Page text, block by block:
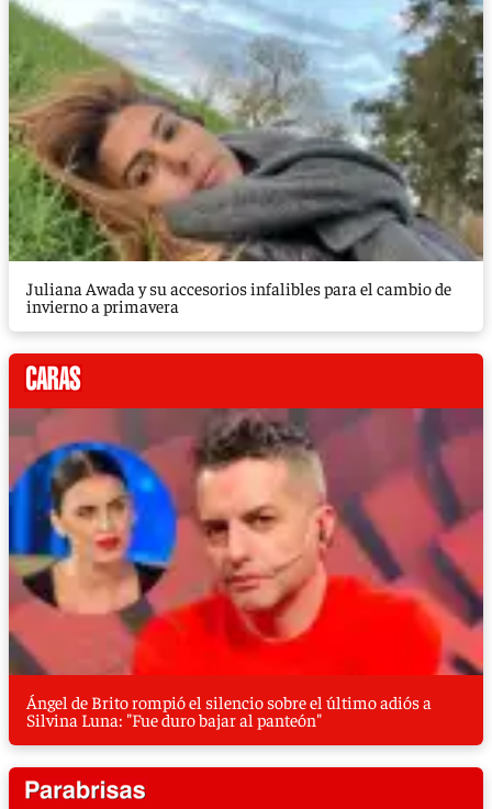
Juliana Awada y su accesorios infalibles para el cambio de
invierno a primavera
Ángel de Brito rompió el silencio sobre el último adiós a
Silvina Luna: "Fue duro bajar al panteón"